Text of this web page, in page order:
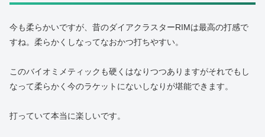
今も柔らかいですが、昔のダイアクラスターRIMは最高の打感で
すね。柔らかくしなってなおかつ打ちやすい。
このバイオミメティックも硬くはなりつつありますがそれでもし
なって柔らかく今のラケットにないしなりが堪能できます。
打っていて本当に楽しいです。